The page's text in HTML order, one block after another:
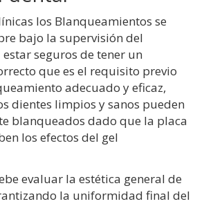
los Blanqueamientos se
bajo la supervisión del
seguros de tener un
que es el requisito previo
adecuado y eficaz,
dientes limpios y sanos pueden
blanqueados dado que la placa
los efectos del gel
evaluar la estética general de
la uniformidad final del